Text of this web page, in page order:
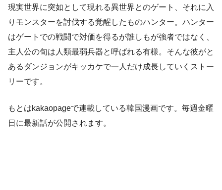
現実世界に突如として現れる異世界とのゲート、それに入
りモンスターを討伐する覚醒したものハンター。ハンター
はゲートでの戦闘で対価を得るが誰しもが強者ではなく、
主人公の旬は人類最弱兵器と呼ばれる有様。そんな彼がと
あるダンジョンがキッカケで一人だけ成長していくストー
リーです。
もとはkakaopageで連載している韓国漫画です。毎週金曜
日に最新話が公開されます。